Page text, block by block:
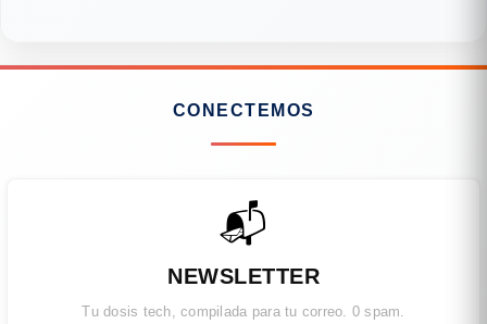
CONECTEMOS
📬
NEWSLETTER
Tu dosis tech, compilada para tu correo. 0 spam.